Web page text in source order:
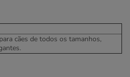
cães de todos os tamanhos,